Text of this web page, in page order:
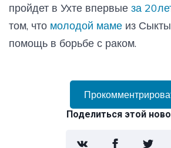
пройдет в Ухте впервые за
том, что молодой маме из
помощь в борьбе с раком.
Поделиться этой